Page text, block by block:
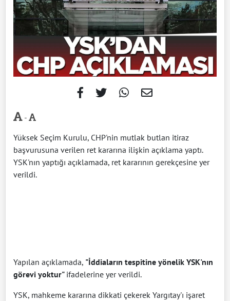
-
Yüksek Seçim Kurulu, CHP'nin mutlak butlan itiraz
başvurusuna verilen ret kararına ilişkin açıklama yaptı.
YSK'nın yaptığı açıklamada, ret kararının gerekçesine yer
verildi.
Yapılan açıklamada, "İddiaların tespitine yönelik YSK'nın
görevi yoktur" ifadelerine yer verildi.
YSK, mahkeme kararına dikkati çekerek Yargıtay'ı işaret